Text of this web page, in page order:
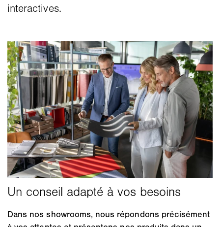
interactives.
Dans nos showrooms, nous répondons précisément